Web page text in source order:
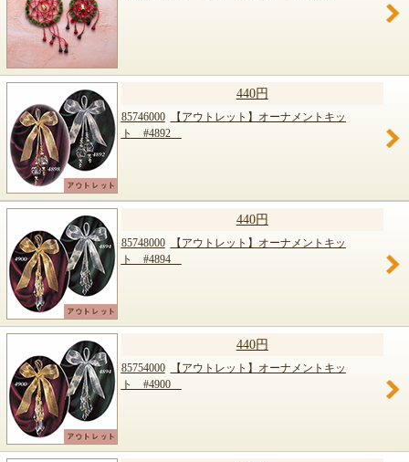
440円
85746000
【アウトレット】オーナメントキッ
ト #4892
440円
85748000
【アウトレット】オーナメントキッ
ト #4894
440円
85754000
【アウトレット】オーナメントキッ
ト #4900